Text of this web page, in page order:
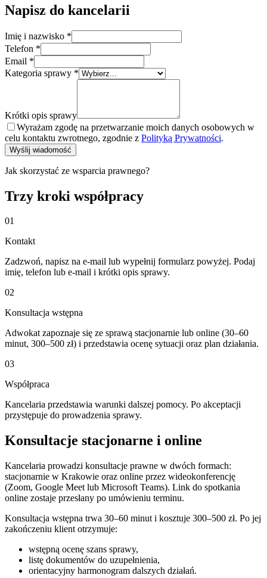
Napisz do kancelarii
Imię i nazwisko *
Telefon *
Email *
Kategoria sprawy *
Krótki opis sprawy
Wyrażam zgodę na przetwarzanie moich danych osobowych w
celu kontaktu zwrotnego, zgodnie z Polityką Prywatności.
Wyślij wiadomość
Jak skorzystać ze wsparcia prawnego?
Trzy kroki współpracy
01
Kontakt
Zadzwoń, napisz na e-mail lub wypełnij formularz powyżej. Podaj
imię, telefon lub e-mail i krótki opis sprawy.
02
Konsultacja wstępna
Adwokat zapoznaje się ze sprawą stacjonarnie lub online (30–60
minut, 300–500 zł) i przedstawia ocenę sytuacji oraz plan działania.
03
Współpraca
Kancelaria przedstawia warunki dalszej pomocy. Po akceptacji
przystępuje do prowadzenia sprawy.
Konsultacje stacjonarne i online
Kancelaria prowadzi konsultacje prawne w dwóch formach:
stacjonarnie w Krakowie oraz online przez wideokonferencję
(Zoom, Google Meet lub Microsoft Teams). Link do spotkania
online zostaje przesłany po umówieniu terminu.
Konsultacja wstępna trwa 30–60 minut i kosztuje 300–500 zł. Po jej
zakończeniu klient otrzymuje:
wstępną ocenę szans sprawy,
listę dokumentów do uzupełnienia,
orientacyjny harmonogram dalszych działań.